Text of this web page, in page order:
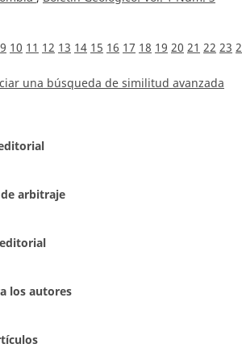
9 10 11 12 13 14 15 16 17 18 19 20 21 22 23
una búsqueda de similitud avanzada
arbitraje
los autores